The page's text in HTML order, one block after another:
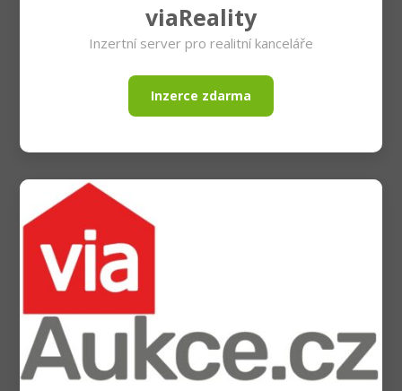
viaReality
Inzertní server pro realitní kanceláře
Inzerce zdarma